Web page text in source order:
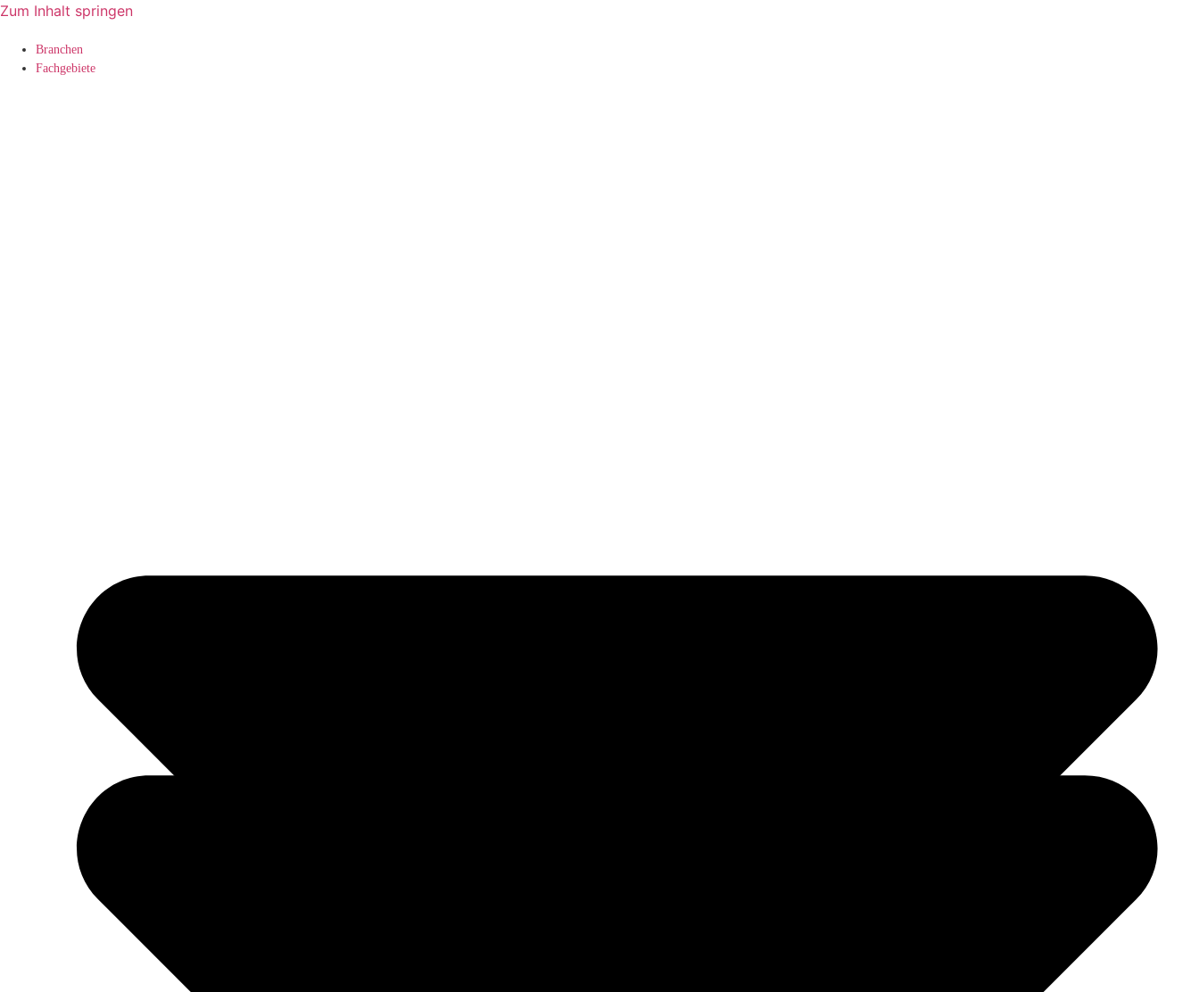
Zum Inhalt springen
Branchen
Fachgebiete